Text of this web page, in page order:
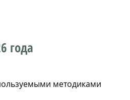
года
методиками